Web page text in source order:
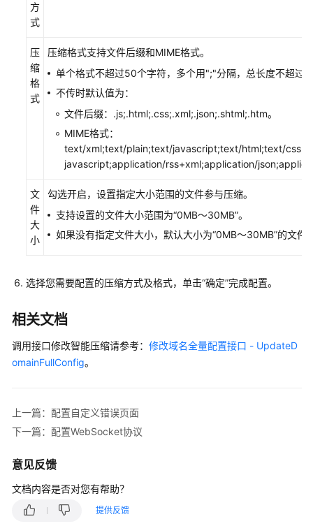
配
置
域
名
置
概
述
OBS
托
授
管
制
配
其
他
名
域
名
方
式
压
缩
格
式
压缩格式支持文件后缀和MIME格式。
单个格式不超过50个字符，多个用";"分隔，总长度不超过
不传时默认值为：
文件后缀：.js;.html;.css;.xml;.json;.shtml;.htm。
MIME格式：
text/xml;text/plain;text/javascript;text/html;text/
javascript;application/rss+xml;application/
文
件
大
小
勾选开启，设置指定大小范围的文件参与压缩。
支持设置的文件大小范围为“0MB～30MB”。
如果没有指定文件大小，默认大小为“0MB～30MB”的文件
选择您需要配置的压缩方式及格式，单击“确定”完成配置。
相关文档
调用接口修改智能压缩请参考： 修改域名全量配置接口 - UpdateD
omainFullConfig。
上一篇：配置自定义错误页面
下一篇：配置WebSocket协议
意见反馈
文档内容是否对您有帮助？
提供反馈